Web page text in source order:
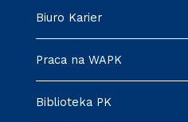
Biuro Karier
Praca na WAPK
Biblioteka PK